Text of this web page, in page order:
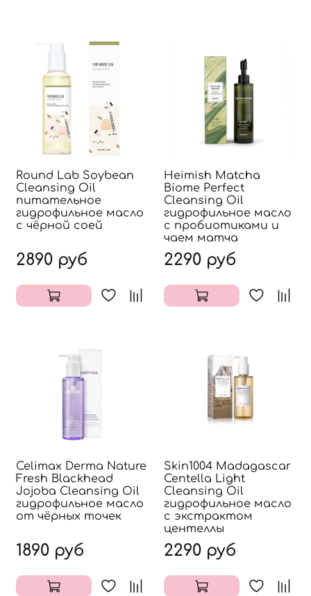
Round Lab Soybean
Cleansing Oil
питательное
гидрофильное масло
с чёрной соей
2890 руб
Heimish Matcha
Biome Perfect
Cleansing Oil
гидрофильное масло
с пробиотиками и
чаем матча
2290 руб
Celimax Derma Nature
Fresh Blackhead
Jojoba Cleansing Oil
гидрофильное масло
от чёрных точек
1890 руб
Skin1004 Madagascar
Centella Light
Cleansing Oil
гидрофильное масло
с экстрактом
центеллы
2290 руб